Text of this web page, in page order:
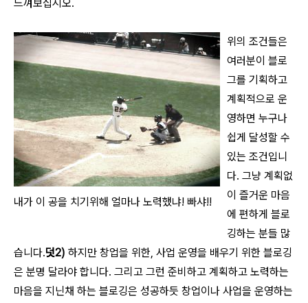
느껴보십시오.
내가 이 공을 치기위해 얼마나 노력했냐! 빠샤!!
위의 조건들은
여러분이 블로
그를 기획하고
계획적으로 운
영하면 누구나
쉽게 달성할 수
있는 조건입니
다. 그냥 계획없
이 즐거운 마음
에 편하게 블로
깅하는 분들 많
습니다.덧2) 하지만 창업을 위한, 사업 운영을 배우기 위한 블로깅
은 분명 달라야 합니다. 그리고 그런 준비하고 계획하고 노력하는
마음을 지닌채 하는 블로깅은 성공하듯 창업이나 사업을 운영하는